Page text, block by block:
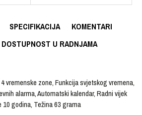
SPECIFIKACIJA
KOMENTARI
U RADNJAMA
vremenske zone, Funkcija svjetskog vremena,
alarma, Automatski kalendar, Radni vijek
10 godina, Težina 63 grama